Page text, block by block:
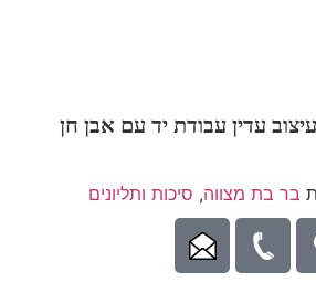
עדין עבודת יד עם אבן חן
בר בת מצווה, סיכות ותליונים